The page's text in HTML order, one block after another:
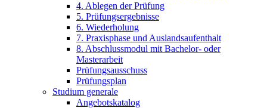
4. Ablegen der Prüfung
5. Prüfungsergebnisse
6. Wiederholung
7. Praxisphase und Auslandsaufenthalt
8. Abschlussmodul mit Bachelor- oder
Masterarbeit
Prüfungsausschuss
Prüfungsplan
Studium generale
Angebotskatalog